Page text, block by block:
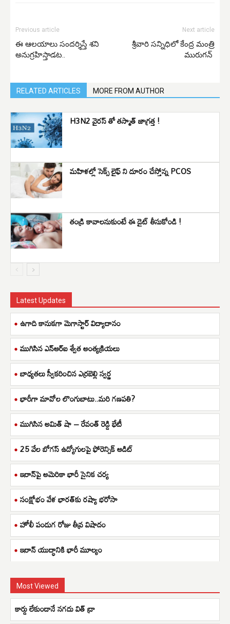
Previous article
ఈ ఆలయాలు సందర్శిస్తే శని
అనుగ్రహిస్తాడట..
Next article
శ్రీవారి సన్నిధిలో కేంద్ర మంత్రి
మురుగన్
RELATED ARTICLES MORE FROM AUTHOR
H3N2 వైరస్ తో తస్మాత్ జాగ్రత్త !
మహిళల్లో సెక్స్ లైఫ్ ని దూరం చేస్తోన్న PCOS
తండ్రి కావాలనుకుంటే ఈ డైట్ తీసుకోండి !
Latest Updates
ఉగాది కానుకగా మెగాస్టార్ విద్యాదానం
ముగిసిన ఎన్ఆర్ఐ శ్వేత అంత్యక్రియలు
బాధ్యతలు స్వీకరించిన ఎర్రబెల్లి స్వర్ణ
భారీగా మావోల లొంగుబాటు..మరి గణపతి?
ముగిసిన అమిత్ షా – రేవంత్ రెడ్డి భేటీ
25 వేల బోగస్ ఉద్యోగులపై ఫోరెన్సిక్ ఆడిట్
ఇరాన్‌పై అమెరికా భారీ సైనిక చర్య
సంక్షోభం వేళ భారత్‌కు రష్యా భరోసా
హోలీ పండుగ రోజు తీవ్ర విషాదం
ఇరాన్ యుద్ధానికి భారీ మూల్యం
Most Viewed
కార్డు లేకుండానే నగదు విత్ డ్రా